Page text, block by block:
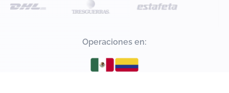
Operaciones en: